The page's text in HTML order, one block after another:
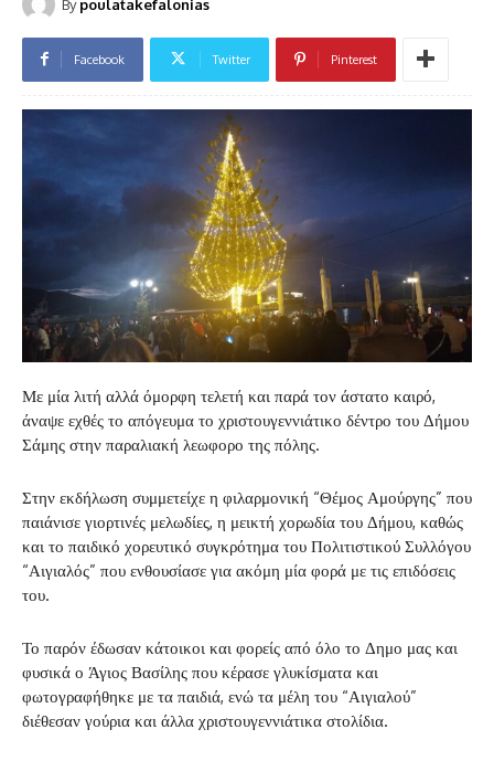
By poulatakefalonias
Facebook Twitter Pinterest
Με μία λιτή αλλά όμορφη τελετή και παρά τον άστατο καιρό,
άναψε εχθές το απόγευμα το χριστουγεννιάτικο δέντρο του Δήμου
Σάμης στην παραλιακή λεωφορο της πόλης.
Στην εκδήλωση συμμετείχε η φιλαρμονική “Θέμος Αμούργης” που
παιάνισε γιορτινές μελωδίες, η μεικτή χορωδία του Δήμου, καθώς
και το παιδικό χορευτικό συγκρότημα του Πολιτιστικού Συλλόγου
“Αιγιαλός” που ενθουσίασε για ακόμη μία φορά με τις επιδόσεις
του.
Το παρόν έδωσαν κάτοικοι και φορείς από όλο το Δημο μας και
φυσικά ο Άγιος Βασίλης που κέρασε γλυκίσματα και
φωτογραφήθηκε με τα παιδιά, ενώ τα μέλη του “Αιγιαλού”
διέθεσαν γούρια και άλλα χριστουγεννιάτικα στολίδια.